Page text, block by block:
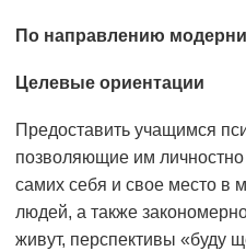
По направлению
Целевые ориентации
Предоставить учащимся
позволяющие им личностно
самих себя и свое место в
людей, а также
живут, перспективы «буду